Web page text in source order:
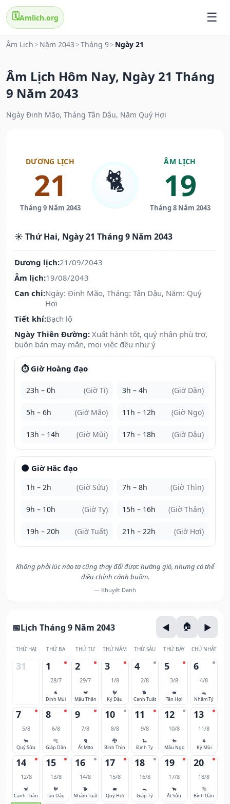
🗓️Amlich.org
Âm Lịch > Năm 2043 >Tháng 9> Ngày 21
Âm Lịch Hôm Nay, Ngày 21 Tháng
9 Năm 2043
Ngày Đinh Mão, Tháng Tân Dậu, Năm Quý Hợi
DƯƠNG LỊCH
21
Tháng 9 Năm 2043
🐈
ÂM LỊCH
19
Tháng 8 Năm 2043
☀️ Thứ Hai, Ngày 21 Tháng 9 Năm 2043
Dương lịch:21/09/2043
Âm lịch:19/08/2043
Can chi:Ngày: Đinh Mão, Tháng: Tân Dậu, Năm: Quý
Hợi
Tiết khí:Bạch lộ
Ngày Thiên Đường: Xuất hành tốt, quý nhân phù trợ,
buôn bán may mắn, mọi việc đều như ý
⏱️ Giờ Hoàng đạo
23h – 0h (Giờ Tí) 3h – 4h (Giờ Dần)
5h – 6h (Giờ Mão) 11h – 12h (Giờ Ngọ)
13h – 14h (Giờ Mùi) 17h – 18h (Giờ Dậu)
🌑 Giờ Hắc đạo
1h – 2h (Giờ Sửu) 7h – 8h (Giờ Thìn)
9h – 10h (Giờ Tỵ) 15h – 16h (Giờ Thân)
19h – 20h (Giờ Tuất) 21h – 22h (Giờ Hợi)
Không phải lúc nào ta cũng thay đổi được hướng gió, nhưng có thể
điều chỉnh cánh buồm.
— Khuyết Danh
Lịch Tháng 9 Năm 2043
THỨ HAI THỨ BA THỨ TƯ THỨ NĂM THỨ SÁU THỨ BẢY CHỦ NHẬT
31 1
28/7
🐐
Đinh Mùi
2
29/7
🐒
Mậu Thân
3
1/8
🐓
Kỷ Dậu
4
2/8
🐕
Canh Tuất
5
3/8
🐖
Tân Hợi
6
4/8
🐀
Nhâm Tý
7
5/8
🐂
Quý Sửu
8
6/8
🐅
Giáp Dần
9
7/8
🐈
Ất Mão
10
8/8
🐉
Bính Thìn
11
9/8
🐍
Đinh Tỵ
12
10/8
🐎
Mậu Ngọ
13
11/8
🐐
Kỷ Mùi
14
12/8
🐒
Canh Thân
15
13/8
🐓
Tân Dậu
16
14/8
🐕
Nhâm Tuất
17
15/8
🐖
Quý Hợi
18
16/8
🐀
Giáp Tý
19
17/8
🐂
Ất Sửu
20
18/8
🐅
Bính Dần